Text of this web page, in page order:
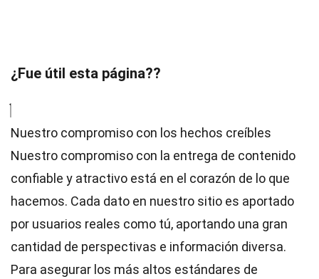
¿Fue útil esta página??
Nuestro compromiso con los hechos creíbles
Nuestro compromiso con la entrega de contenido
confiable y atractivo está en el corazón de lo que
hacemos. Cada dato en nuestro sitio es aportado
por usuarios reales como tú, aportando una gran
cantidad de perspectivas e información diversa.
Para asegurar los más altos estándares de